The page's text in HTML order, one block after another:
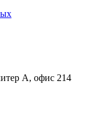
А, офис 214